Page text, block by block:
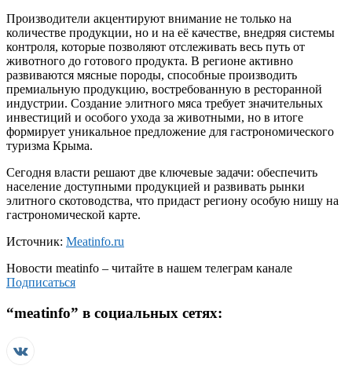
Производители акцентируют внимание не только на
количестве продукции, но и на её качестве, внедряя системы
контроля, которые позволяют отслеживать весь путь от
животного до готового продукта. В регионе активно
развиваются мясные породы, способные производить
премиальную продукцию, востребованную в ресторанной
индустрии. Создание элитного мяса требует значительных
инвестиций и особого ухода за животными, но в итоге
формирует уникальное предложение для гастрономического
туризма Крыма.
Сегодня власти решают две ключевые задачи: обеспечить
население доступными продукцией и развивать рынки
элитного скотоводства, что придаст региону особую нишу на
гастрономической карте.
Источник: Meatinfo.ru
Новости meatinfo – читайте в нашем телеграм канале
Подписаться
“meatinfo” в социальных сетях: